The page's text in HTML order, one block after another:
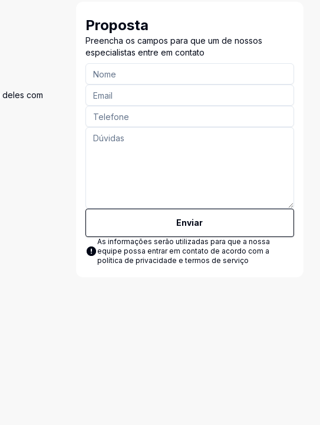
deles com
Proposta
Preencha os campos para que um de nossos
especialistas entre em contato
Enviar
As informações serão utilizadas para que a nossa
equipe possa entrar em contato de acordo com a
política de privacidade e termos de serviço